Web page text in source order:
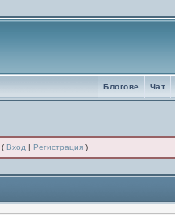
Чат
Блогове
(Вход |Регистрация )